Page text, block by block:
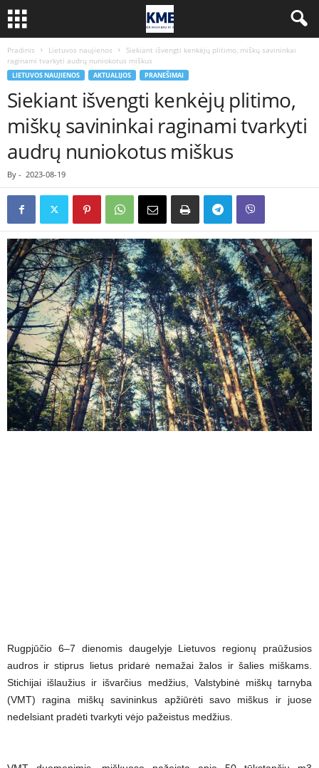
Pradinis Lietuvos naujienos
Siekiant išvengti kenkėjų plitimo, miškų savininkai
raginami tvarkyti audrų nuniokotus miškus
LIETUVOS NAUJIENOS AKTUALIJOS PRANEŠIMAI
Siekiant išvengti kenkėjų plitimo,
miškų savininkai raginami tvarkyti
audrų nuniokotus miškus
By - 2023-08-19
Rugpjūčio 6–7 dienomis daugelyje Lietuvos regionų praūžusios
audros ir stiprus lietus pridarė nemažai žalos ir šalies miškams.
Stichijai išlaužius ir išvarčius medžius, Valstybinė miškų tarnyba
(VMT) ragina miškų savininkus apžiūrėti savo miškus ir juose
nedelsiant pradėti tvarkyti vėjo pažeistus medžius.